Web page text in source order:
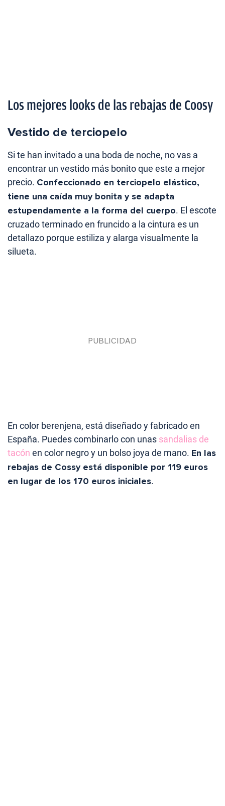
Los mejores looks de las rebajas de Coosy
Vestido de terciopelo
Si te han invitado a una boda de noche, no vas a
encontrar un vestido más bonito que este a mejor
precio. Confeccionado en terciopelo elástico,
tiene una caída muy bonita y se adapta
estupendamente a la forma del cuerpo. El escote
cruzado terminado en fruncido a la cintura es un
detallazo porque estiliza y alarga visualmente la
silueta.
En color berenjena, está diseñado y fabricado en
España. Puedes combinarlo con unas sandalias de
tacón en color negro y un bolso joya de mano. En las
rebajas de Cossy está disponible por 119 euros
en lugar de los 170 euros iniciales.